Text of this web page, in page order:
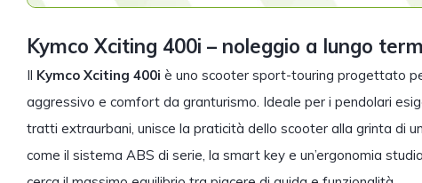
Kymco Xciting 400i – noleggio a lungo
Il Kymco Xciting 400i è uno scooter sport-touring progettato
aggressivo e comfort da granturismo. Ideale per i pendolari
tratti extraurbani, unisce la praticità dello scooter alla grinta di
come il sistema ABS di serie, la smart key e un’ergonomia